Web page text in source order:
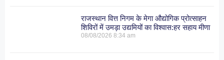
राजस्थान वित्त निगम के मेगा औद्योगिक प्रोत्साहन
शिविरों में उमड़ा उद्यमियों का विश्वास:हर सहाय मीणा
08/08/20268:34 am